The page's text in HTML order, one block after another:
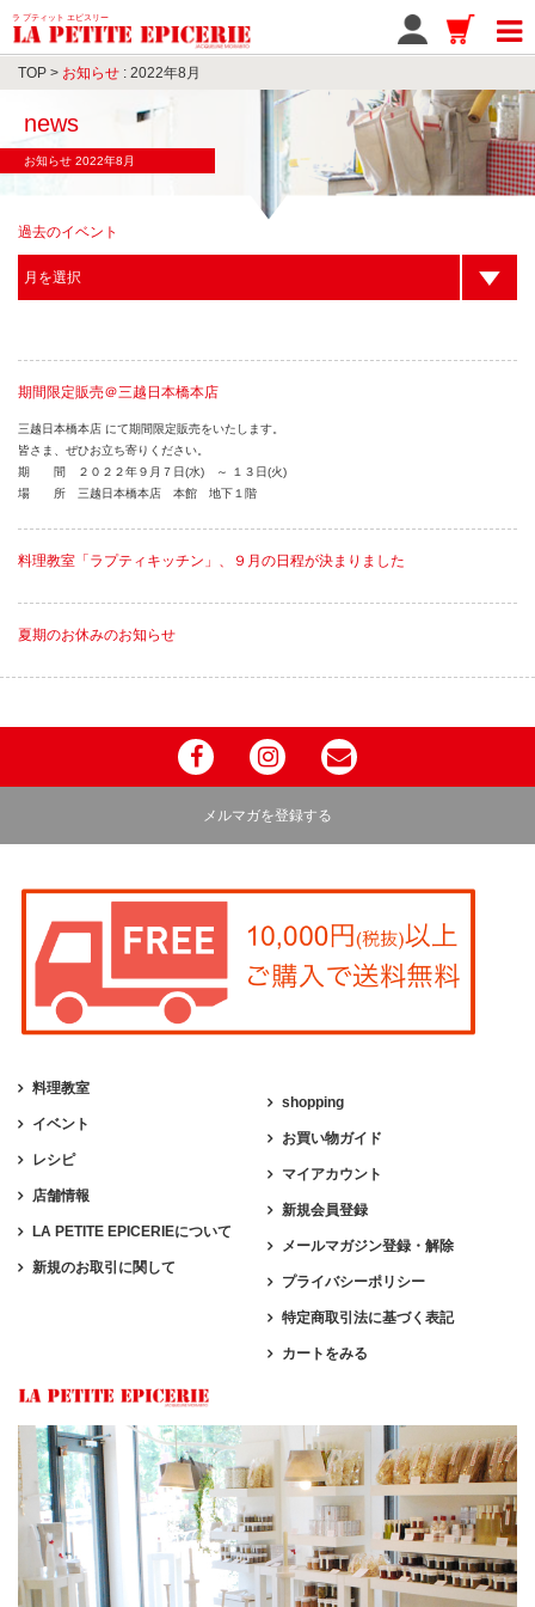
ラ プティット エピスリー
TOP > お知らせ : 2022年8月
news
お知らせ 2022年8月
過去のイベント
期間限定販売＠三越日本橋本店
三越日本橋本店 にて期間限定販売をいたします。
皆さま、ぜひお立ち寄りください。
期 間 ２０２２年９月７日(水) ～ １３日(火)
場 所 三越日本橋本店 本館 地下１階
料理教室「ラプティキッチン」、９月の日程が決まりました
夏期のお休みのお知らせ
メルマガを登録する
料理教室
イベント
レシピ
店舗情報
LA PETITE EPICERIEについて
新規のお取引に関して
shopping
お買い物ガイド
マイアカウント
新規会員登録
メールマガジン登録・解除
プライバシーポリシー
特定商取引法に基づく表記
カートをみる